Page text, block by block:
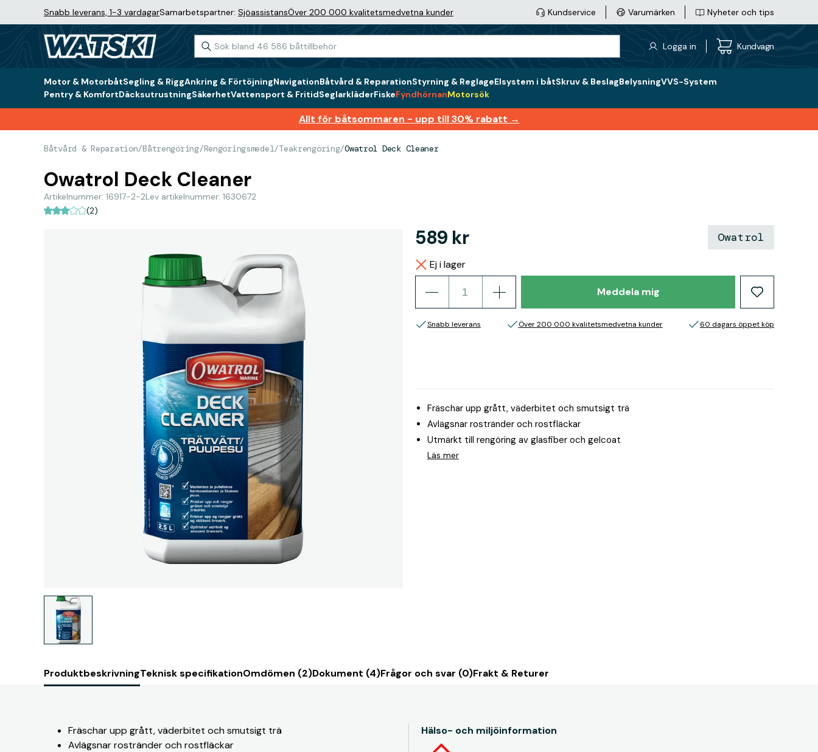
Snabb leverans, 1-3 vardagarSamarbetspartner: SjöassistansÖver 200 000 kvalitetsmedvetna kunder Kundservice Varumärken Nyheter och tips
Logga in Kundvagn
Motor & MotorbåtSegling & RiggAnkring & FörtöjningNavigationBåtvård & ReparationStyrning & ReglageElsystem i båtSkruv & BeslagBelysningVVS-System
Pentry & KomfortDäcksutrustningSäkerhetVattensport & FritidSeglarkläderFiskeFyndhörnanMotorsök
Allt för båtsommaren - upp till 30% rabatt →
Båtvård & Reparation/Båtrengöring/Rengöringsmedel/Teakrengöring/Owatrol Deck Cleaner
Owatrol Deck Cleaner
Artikelnummer: 16917-2-2Lev artikelnummer: 1630672
(2)
589 kr Owatrol
Ej i lager
Meddela mig
Snabb leverans Över 200 000 kvalitetsmedvetna kunder 60 dagars öppet köp
Fräschar upp grått, väderbitet och smutsigt trä
Avlägsnar rostränder och rostfläckar
Utmärkt till rengöring av glasfiber och gelcoat
Läs mer
ProduktbeskrivningTeknisk specifikationOmdömen (2)Dokument (4)Frågor och svar (0)Frakt & Returer
Fräschar upp grått, väderbitet och smutsigt trä
Avlägsnar rostränder och rostfläckar
Hälso- och miljöinformation